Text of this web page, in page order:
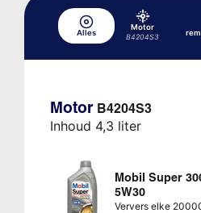
Alles
Motor
B4204S3
Motor B4204S3
Inhoud 4,3 liter
Mobil Super
5W30
Ververs elke